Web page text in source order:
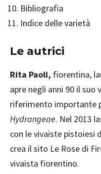
Bibliografia
Indice delle varietà
Le autrici
Rita Paoli, fiorentina,
apre negli anni 90 il suo
riferimento importante
Hydrangeae. Nel 2013
con le vivaiste pistoiesi
crea il sito Le Rose di
vivaista fiorentino.